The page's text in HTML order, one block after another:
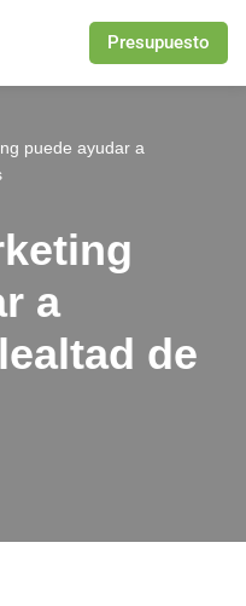
Presupuesto
puede ayudar a
a
de